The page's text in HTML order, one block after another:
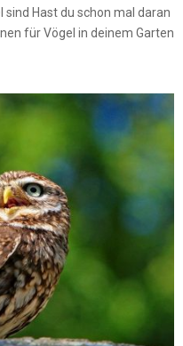
Hast du schon mal daran
für Vögel in deinem Garten